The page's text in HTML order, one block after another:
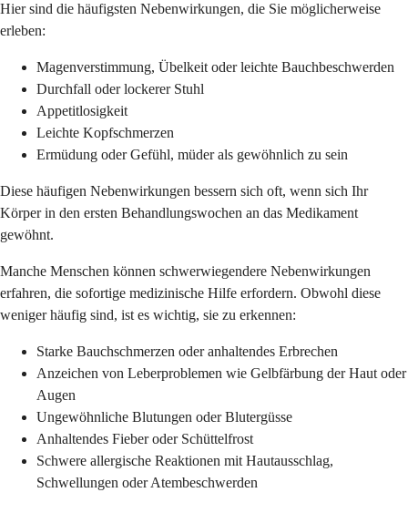
Hier sind die häufigsten Nebenwirkungen, die Sie möglicherweise
erleben:
Magenverstimmung, Übelkeit oder leichte Bauchbeschwerden
Durchfall oder lockerer Stuhl
Appetitlosigkeit
Leichte Kopfschmerzen
Ermüdung oder Gefühl, müder als gewöhnlich zu sein
Diese häufigen Nebenwirkungen bessern sich oft, wenn sich Ihr
Körper in den ersten Behandlungswochen an das Medikament
gewöhnt.
Manche Menschen können schwerwiegendere Nebenwirkungen
erfahren, die sofortige medizinische Hilfe erfordern. Obwohl diese
weniger häufig sind, ist es wichtig, sie zu erkennen:
Starke Bauchschmerzen oder anhaltendes Erbrechen
Anzeichen von Leberproblemen wie Gelbfärbung der Haut oder
Augen
Ungewöhnliche Blutungen oder Blutergüsse
Anhaltendes Fieber oder Schüttelfrost
Schwere allergische Reaktionen mit Hautausschlag,
Schwellungen oder Atembeschwerden